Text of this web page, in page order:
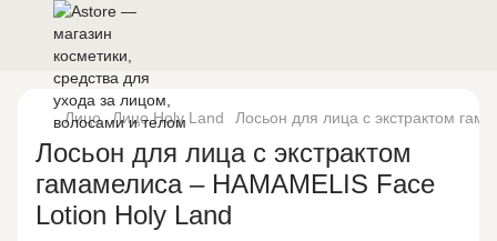
Лицо Лицо Holy Land Лосьон для лица с экстрактом
Лосьон для лица с экстрактом
гамамелиса – HAMAMELIS Face
Lotion Holy Land